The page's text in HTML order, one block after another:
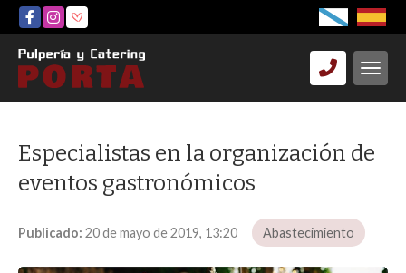
Especialistas en la organización de
eventos gastronómicos
Publicado: 20 de mayo de 2019, 13:20 Abastecimiento